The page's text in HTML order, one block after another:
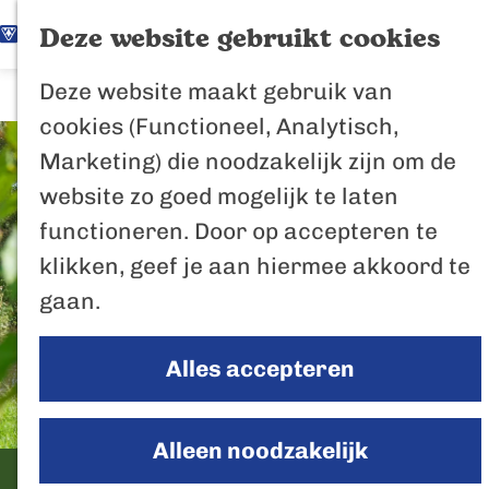
Deze website gebruikt cookies
Deze website maakt gebruik van
cookies (Functioneel, Analytisch,
Marketing) die noodzakelijk zijn om de
website zo goed mogelijk te laten
functioneren. Door op accepteren te
klikken, geef je aan hiermee akkoord te
gaan.
Alles accepteren
Alleen noodzakelijk
n
a
a
r
d
e
h
o
m
e
K
a
r
t
Z
e
k
e
n
e
n
u
Het Biesbosch
Poort naar de
Biesbosch
Bertus de
In de regio
Het
De Efteling
Breda
Oosterhout